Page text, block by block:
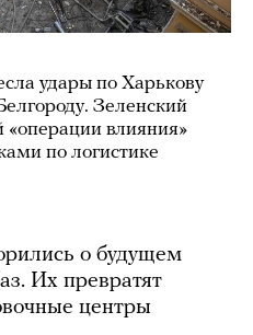
удары по Харькову
Зеленский
«операции влияния»
по логистике
о будущем
Их превратят
центры